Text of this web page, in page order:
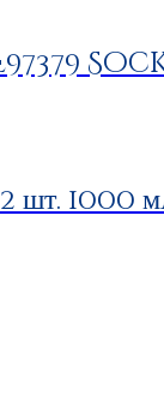
шт. 1000